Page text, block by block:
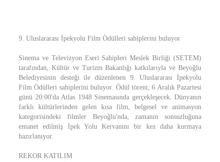
9. Uluslararası İpekyolu Film Ödülleri sahiplerini buluyor
Sinema ve Televizyon Eseri Sahipleri Meslek Birliği (SETEM)
tarafından, Kültür ve Turizm Bakanlığı katkılarıyla ve Beyoğlu
Belediyesinin desteği ile düzenlenen 9. Uluslararası İpekyolu
Film Ödülleri sahiplerini buluyor. Ödül töreni; 6 Aralık Pazartesi
günü 20:00'da Atlas 1948 Sinemasında gerçekleşecek. Dünyanın
farklı kültürlerinden gelen kısa film, belgesel ve animasyon
kategorisindeki filmler Beyoğlu'nda, zamanın sonsuzluğuna
emanet edilmiş İpek Yolu Kervanını bir kez daha kurmaya
hazırlanıyor.
REKOR KATILIM